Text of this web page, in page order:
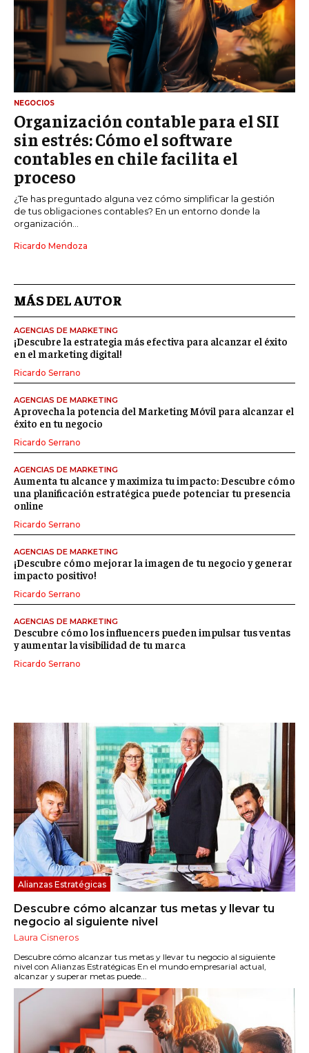
Alianzas Estratégicas
Descubre cómo alcanzar tus metas y llevar tu
negocio al siguiente nivel
Laura Cisneros
Descubre cómo alcanzar tus metas y llevar tu negocio al siguiente
nivel con Alianzas Estratégicas En el mundo empresarial actual,
alcanzar y superar metas puede...
NEGOCIOS
Organización contable para el SII
sin estrés: Cómo el software
contables en chile facilita el
proceso
¿Te has preguntado alguna vez cómo simplificar la gestión
de tus obligaciones contables? En un entorno donde la
organización...
Ricardo Mendoza
MÁS DEL AUTOR
AGENCIAS DE MARKETING
¡Descubre la estrategia más efectiva para alcanzar el éxito
en el marketing digital!
Ricardo Serrano
AGENCIAS DE MARKETING
Aprovecha la potencia del Marketing Móvil para alcanzar el
éxito en tu negocio
Ricardo Serrano
AGENCIAS DE MARKETING
Aumenta tu alcance y maximiza tu impacto: Descubre cómo
una planificación estratégica puede potenciar tu presencia
online
Ricardo Serrano
AGENCIAS DE MARKETING
¡Descubre cómo mejorar la imagen de tu negocio y generar
impacto positivo!
Ricardo Serrano
AGENCIAS DE MARKETING
Descubre cómo los influencers pueden impulsar tus ventas
y aumentar la visibilidad de tu marca
Ricardo Serrano